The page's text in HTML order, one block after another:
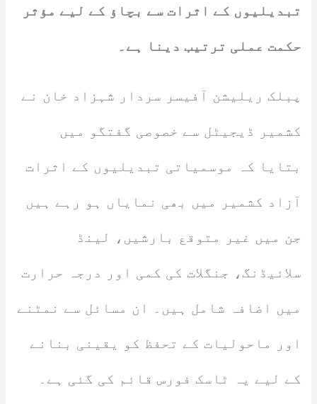
تبدیلیوں کے اثرات سے بچاؤ کے لیے مؤثر
حکمت عملی ترتیب دینا ہے۔
پبلک ریلیشن آفیسر سردار شہزاد خان نے
کشمیر ڈیجیٹل سے خصوصی گفتگو میں
بتایا کہ موسمیاتی تبدیلیوں کے اثرات
آزاد کشمیر میں بھی نمایاں ہو رہے ہیں
جن میں غیر متوقع بارشیں، لینڈ
سلائیڈنگ، جنگلات کی کمی اور درجہ حرارت
میں اضافہ شامل ہیں۔ ان مسائل سے نمٹنے
اور ماحولیات کے تحفظ کو یقینی بنانے
کے لیے یہ ٹاسک فورس قائم کی گئی ہے۔